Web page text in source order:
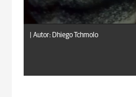
Autor: Dhiego Tchmolo